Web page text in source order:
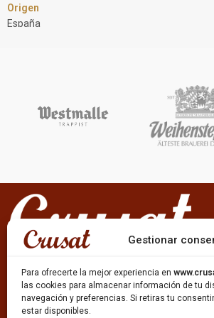
Gestionar
Para ofrecerte la mejor experiencia en
las cookies para almacenar información de tu
navegación y preferencias. Si retiras tu
estar disponibles.
Origen
España
Licor de hierbas / Orujo de hierbas / Crema
de licor / Aguardiente de orujo / Crema de
Botella 70cl
Descripción
Licores de origen gallego, de 15% - 30%
alc./vol., cuya fabricación se basa en la
artesanal.